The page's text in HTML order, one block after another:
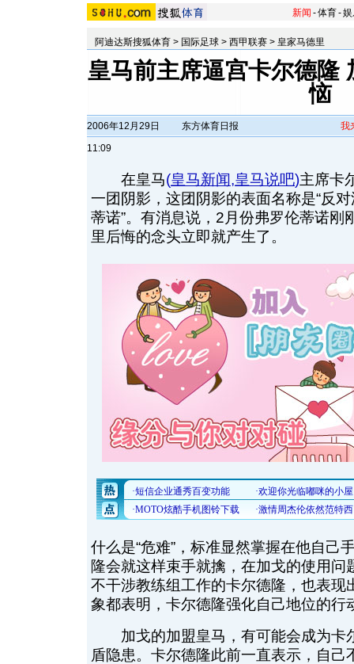
新闻 -体育-
阿迪达斯搜狐体育 > 国际足球 > 西甲联赛 > 皇家马德里
皇马前主席逼宫卡尔德隆
恼
2006年12月29日
11:09
东方体育日报 我
在皇马(皇马新闻,皇马说吧)主席卡
一团阴影，这团阴影的表面名称是“反
蒂诺”。有消息说，2月份弗罗伦蒂诺刚
里后悔的念头立即就产生了。
什么是“危难”，标准显然掌握在他自己
隆会就这样束手就擒，在加戈的使用问
不干涉教练组工作的卡尔德隆，也表现
象都表明，卡尔德隆强化自己地位的
加戈的加盟皇马，有可能会成为卡
盾隐患。卡尔德隆此前一直表示，自己